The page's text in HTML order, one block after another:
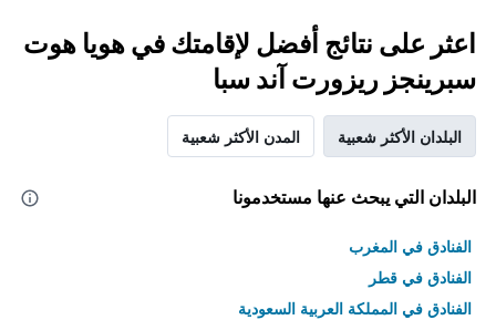
اعثر على نتائج أفضل لإقامتك في هويا هوت
سبرينجز ريزورت آند سبا
البلدان الأكثر شعبية المدن الأكثر شعبية
البلدان التي يبحث عنها مستخدمونا
الفنادق في المغرب
الفنادق في قطر
الفنادق في المملكة العربية السعودية